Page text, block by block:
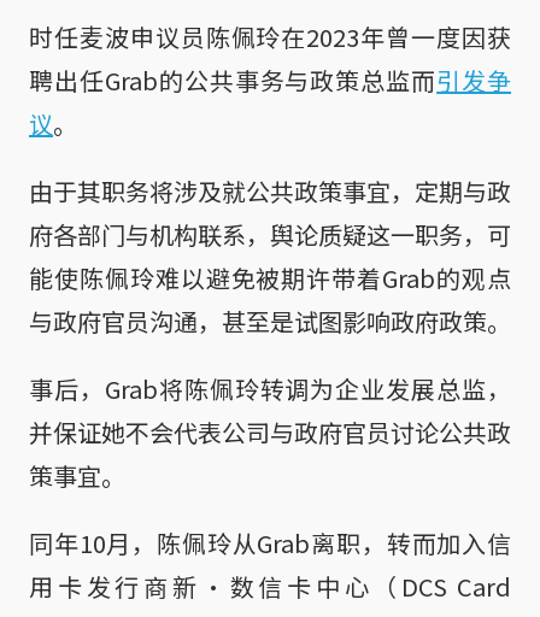
时任麦波申议员陈佩玲在2023年曾一度因获
聘出任Grab的公共事务与政策总监而引发争
议。
由于其职务将涉及就公共政策事宜，定期与政
府各部门与机构联系，舆论质疑这一职务，可
能使陈佩玲难以避免被期许带着Grab的观点
与政府官员沟通，甚至是试图影响政府政策。
事后，Grab将陈佩玲转调为企业发展总监，
并保证她不会代表公司与政府官员讨论公共政
策事宜。
同年10月，陈佩玲从Grab离职，转而加入信
用卡发行商新·数信卡中心（DCS Card